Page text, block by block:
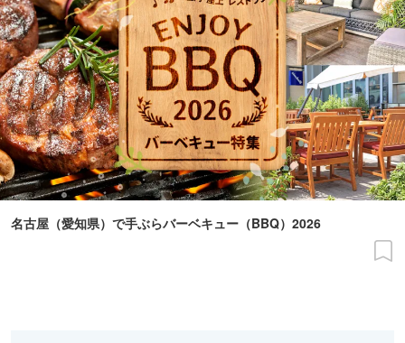
名古屋（愛知県）で手ぶらバーベキュー（BBQ）2026